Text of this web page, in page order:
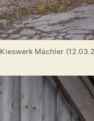
Kieswerk Mächler